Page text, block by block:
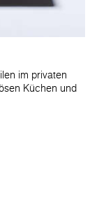
im privaten
Küchen und